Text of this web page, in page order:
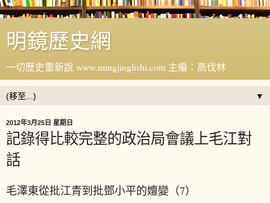
明鏡歷史網
一切歷史重新說 www.mingjinglishi.com 主編：高伐林
▼
2012年3月25日 星期日
記錄得比較完整的政治局會議上毛江對
話
毛澤東從批江青到批鄧小平的嬗變（7）